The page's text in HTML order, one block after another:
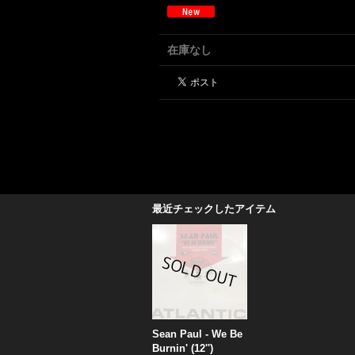
在庫なし
最近チェックしたアイテム
Sean Paul - We Be
Burnin' (12'')